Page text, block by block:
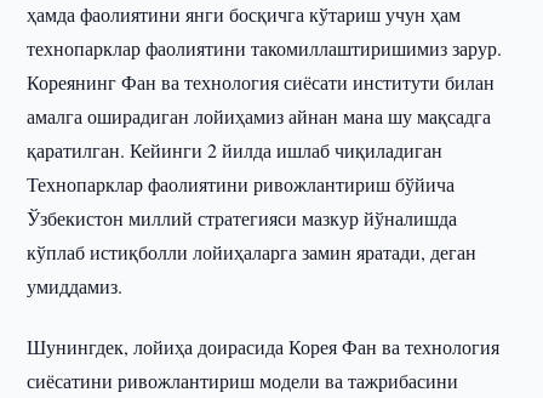
ҳамда фаолиятини янги босқичга кўтариш учун ҳам
технопарклар фаолиятини такомиллаштиришимиз зарур.
Кореянинг Фан ва технология сиёсати институти билан
амалга оширадиган лойиҳамиз айнан мана шу мақсадга
қаратилган. Кейинги 2 йилда ишлаб чиқиладиган
Технопарклар фаолиятини ривожлантириш бўйича
Ўзбекистон миллий стратегияси мазкур йўналишда
кўплаб истиқболли лойиҳаларга замин яратади, деган
умиддамиз.
Шунингдек, лойиҳа доирасида Корея Фан ва технология
сиёсатини ривожлантириш модели ва тажрибасини